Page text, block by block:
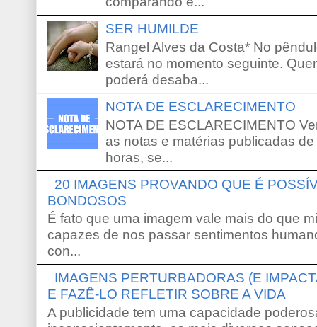
SER HUMILDE
Rangel Alves da Costa* No
estará no momento seguinte.
poderá desaba...
NOTA DE ESCLARECIMENTO
NOTA DE ESCLARECIMENTO
as notas e matérias publicadas
horas, se...
20 IMAGENS PROVANDO QUE É
BONDOSOS
É fato que uma imagem vale mais do que
capazes de nos passar sentimentos
con...
IMAGENS PERTURBADORAS (E
E FAZÊ-LO REFLETIR SOBRE A VIDA
A publicidade tem uma capacidade